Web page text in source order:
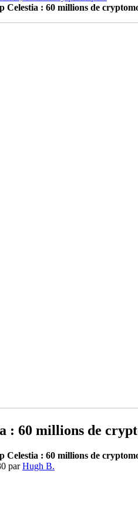
Celestia : 60 millions de
: 60 millions de
Celestia : 60 millions de
parHugh B.